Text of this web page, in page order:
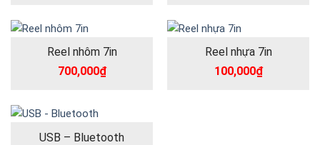
Reel nhôm 7in
700,000₫
Reel nhựa 7in
100,000₫
USB – Bluetooth